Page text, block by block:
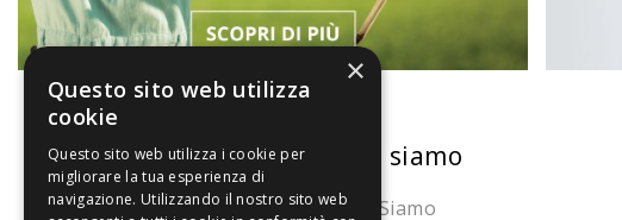
La nostra convenienza
Il risparmio che fa ambiente
Chi siamo
Chi Siamo
×
Questo sito web utilizza
cookie
Questo sito web utilizza i cookie per
migliorare la tua esperienza di
navigazione. Utilizzando il nostro sito web